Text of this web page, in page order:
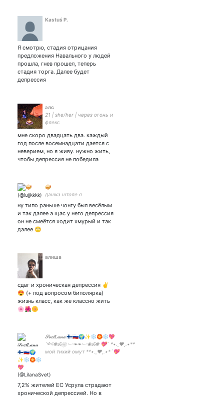
Kastuś P.
Я смотрю, стадия отрицания
предложения Навального у людей
прошла, гнев прошел, теперь
стадия торга. Далее будет
депрессия
элс
21 | she/her | через огонь и
флекс
мне скоро двадцать два. каждый
год после восемнадцати дается с
неверием, но я живу. нужно жить,
чтобы депрессия не победила
🥪
дашка штоле я
ну типо раньше чонгу был весёлым
и так далее а щас у него депрессия
он не смеётся ходит хмурый и так
далее 🙄
алиша
сдвг и хроническая депрессия ✌️
😍 (+ под вопросом биполярка)
жизнь класс, как же классно жить
🌸🌺🌼
𝒮𝓋𝑒𝓉𝐿𝒶𝓃𝒶 🇫🇮🇷🇺🌍✨❄️🏵❄️💖
༺❃ॐ❀࿙࿚❧❧࿙࿚❀ॐ❃ 💖´ *•.¸♥¸.•**
мой тихий омут **•.¸♥¸.•*´💖
нравишься многим ЧЕРТЯМ💖★ ZOV
7,2% жителей ЕС Усрула страдают
хронической депрессией. Но в